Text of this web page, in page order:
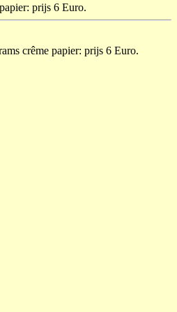
prijs 6 Euro.
crême papier: prijs 6 Euro.